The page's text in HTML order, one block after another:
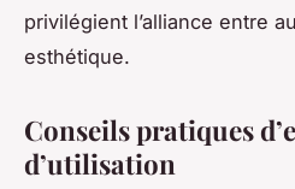
privilégient l’alliance entre
esthétique.
Conseils pratiques
d’utilisation